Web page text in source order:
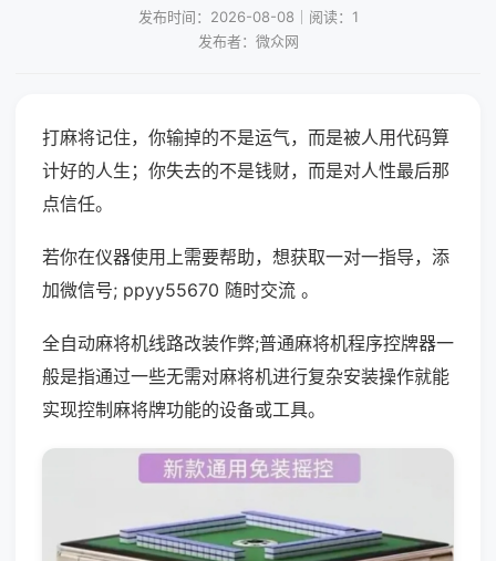
发布时间：2026-08-08｜阅读：1
发布者：微众网
打麻将记住，你输掉的不是运气，而是被人用代码算
计好的人生；你失去的不是钱财，而是对人性最后那
点信任。
若你在仪器使用上需要帮助，想获取一对一指导，添
加微信号; ppyy55670 随时交流 。
全自动麻将机线路改装作弊;普通麻将机程序控牌器一
般是指通过一些无需对麻将机进行复杂安装操作就能
实现控制麻将牌功能的设备或工具。